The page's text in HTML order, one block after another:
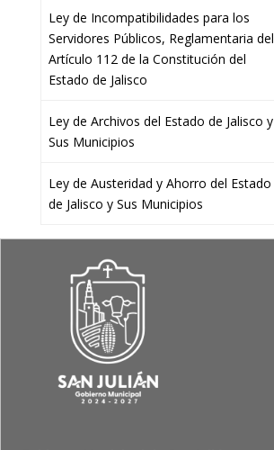
Ley de Incompatibilidades para los
Servidores Públicos, Reglamentaria del
Artículo 112 de la Constitución del
Estado de Jalisco
Ley de Archivos del Estado de Jalisco y
Sus Municipios
Ley de Austeridad y Ahorro del Estado
de Jalisco y Sus Municipios